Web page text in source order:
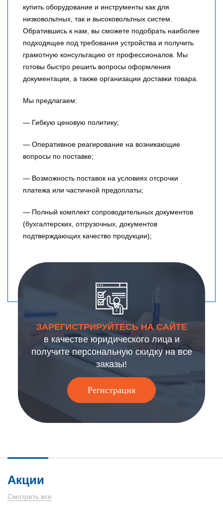
купить оборудование и инструменты как для
низковольтных, так и высоковольтных систем.
Обратившись к нам, вы сможете подобрать наиболее
подходящее под требования устройства и получить
грамотную консультацию от профессионалов. Мы
готовы быстро решить вопросы оформления
документации, а также организации доставки товара.
Мы предлагаем:
— Гибкую ценовую политику;
— Оперативное реагирование на возникающие
вопросы по поставке;
— Возможность поставок на условиях отсрочки
платежа или частичной предоплаты;
— Полный комплект сопроводительных документов
(бухгалтерских, отгрузочных, документов
подтверждающих качество продукции);
ЗАРЕГИСТРИРУЙТЕСЬ НА САЙТЕ
в качестве юридического лица и
получите персональную скидку на все
заказы!
Регистрация
Акции
Смотреть все